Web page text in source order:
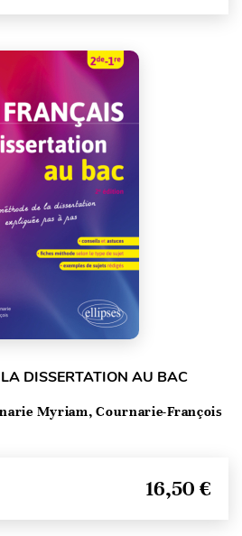
DISSERTATION AU BAC
Myriam, Cournarie-François
16,50 €